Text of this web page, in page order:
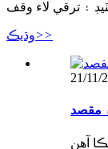
وڌيڪ>>
21/11/
مقصد